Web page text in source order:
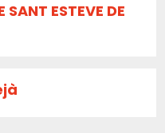
SANT ESTEVE DE